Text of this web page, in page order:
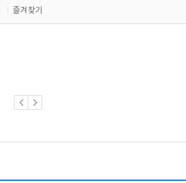
즐겨찾기